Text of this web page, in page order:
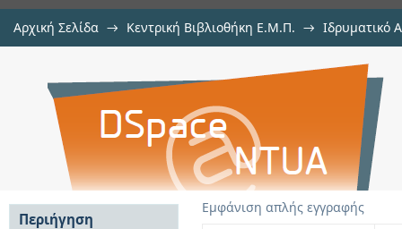
Αρχική Σελίδα → Κεντρική Βιβλιοθήκη Ε.Μ.Π. → Ιδρυματικό
Storing and locating mutable
networks
Εμφάνιση απλής εγγραφής
Περιήγηση